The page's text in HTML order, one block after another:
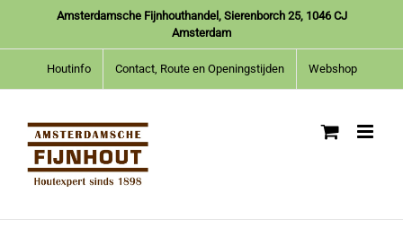
inhoud
Amsterdamsche Fijnhouthandel, Sierenborch 25, 1046 CJ
Amsterdam
Houtinfo Contact, Route en Openingstijden Webshop